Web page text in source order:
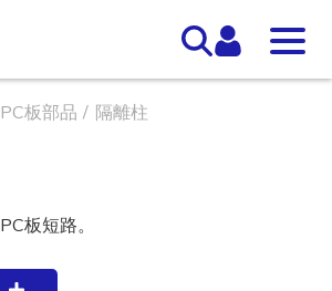
PC板部品 隔離柱
板短路。